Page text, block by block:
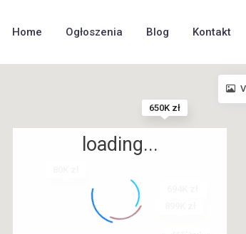
Home Ogłoszenia Blog Kontakt
650K zł
loading...